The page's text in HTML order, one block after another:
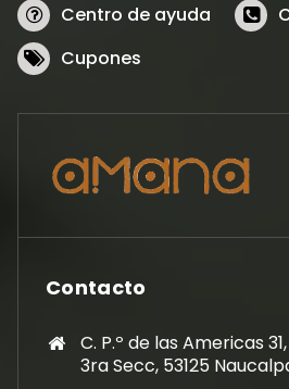
Centro de ayuda
Cupones
Contacto
C. P.º de las Americas
3ra Secc, 53125